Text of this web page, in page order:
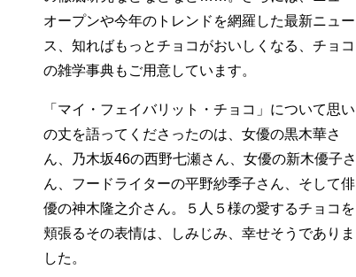
オープンや今年のトレンドを網羅した最新ニュー
ス、知ればもっとチョコがおいしくなる、チョコ
の雑学事典もご用意しています。
「マイ・フェイバリット・チョコ」について思い
の丈を語ってくださったのは、女優の黒木華さ
ん、乃木坂46の西野七瀬さん、女優の新木優子さ
ん、フードライターの平野紗季子さん、そして俳
優の神木隆之介さん。５人５様の愛するチョコを
頬張るその表情は、しみじみ、幸せそうでありま
した。